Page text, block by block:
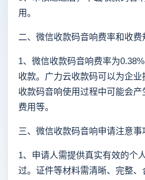
用。
二、微信收款码音响费率和收费
1、微信收款码音响费率为
收款。广力云收款码可以为企业
收款码音响使用过程中可能会
费用等。
三、微信收款码音响申请注意事
1、申请人需提供真实有效的个
过。证件等材料需清晰、完整